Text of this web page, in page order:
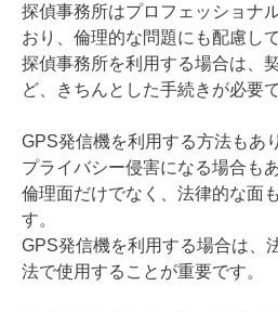
探偵事務所はプロフェッショナ
おり、倫理的な問題にも配慮し
探偵事務所を利用する場合は、
ど、きちんとした手続きが必要で
GPS発信機を利用する方法もあ
プライバシー侵害になる場合も
倫理面だけでなく、法律的な面
す。
GPS発信機を利用する場合は、
法で使用することが重要です。